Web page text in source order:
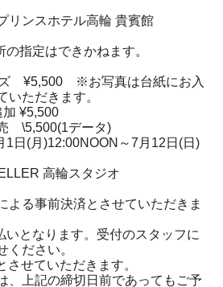
ホテル高輪 貴賓館
はできかねます。
¥5,500 ※お写真は台紙にお入
いただきます。
¥5,500
データ)
(月)12:00NOON～7月12日(日)
高輪スタジオ
よる事前決済とさせていただきま
となります。受付のスタッフに
ください。
せていただきます。
、上記の締切日前であってもご予